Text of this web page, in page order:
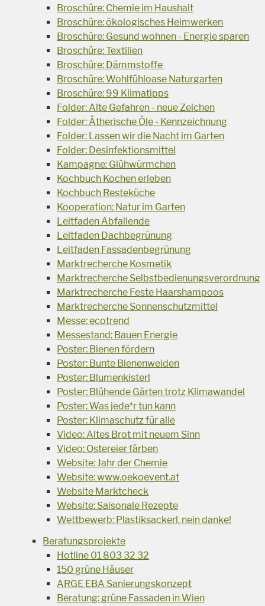
Broschüre: Chemie im Haushalt
Broschüre: ökologisches Heimwerken
Broschüre: Gesund wohnen - Energie sparen
Broschüre: Textilien
Broschüre: Dämmstoffe
Broschüre: Wohlfühloase Naturgarten
Broschüre: 99 Klimatipps
Folder: Alte Gefahren - neue Zeichen
Folder: Ätherische Öle - Kennzeichnung
Folder: Lassen wir die Nacht im Garten
Folder: Desinfektionsmittel
Kampagne: Glühwürmchen
Kochbuch Kochen erleben
Kochbuch Resteküche
Kooperation: Natur im Garten
Leitfaden Abfallende
Leitfaden Dachbegrünung
Leitfaden Fassadenbegrünung
Marktrecherche Kosmetik
Marktrecherche Selbstbedienungsverordnung
Marktrecherche Feste Haarshampoos
Marktrecherche Sonnenschutzmittel
Messe: ecotrend
Messestand: Bauen Energie
Poster: Bienen fördern
Poster: Bunte Bienenweiden
Poster: Blumenkisterl
Poster: Blühende Gärten trotz Klimawandel
Poster: Was jede*r tun kann
Poster: Klimaschutz für alle
Video: Altes Brot mit neuem Sinn
Video: Ostereier färben
Website: Jahr der Chemie
Website: www.oekoevent.at
Website Marktcheck
Website: Saisonale Rezepte
Wettbewerb: Plastiksackerl, nein danke!
Beratungsprojekte
Hotline 01 803 32 32
150 grüne Häuser
ARGE EBA Sanierungskonzept
Beratung: grüne Fassaden in Wien